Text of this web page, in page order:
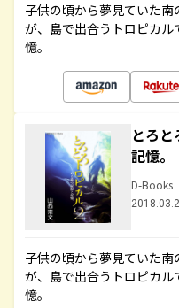
子供の頃から夢見ていた
が、島で出合うトロピカ
憶。
とろ
記憶
D-Books
子供の頃から夢見ていた
が、島で出合うトロピカ
憶。